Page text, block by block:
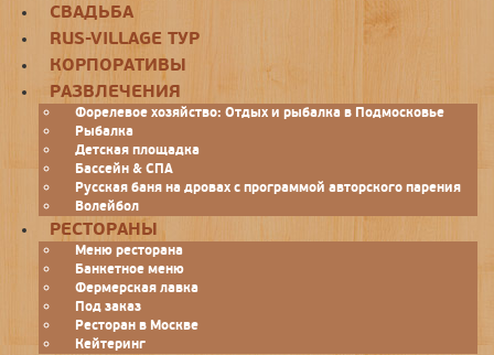
СВАДЬБА
RUS-VILLAGE ТУР
КОРПОРАТИВЫ
РАЗВЛЕЧЕНИЯ
Форелевое хозяйство: Отдых и рыбалка в Подмосковье
Рыбалка
Детская площадка
Бассейн & СПА
Русская баня на дровах с программой авторского парения
Волейбол
РЕСТОРАНЫ
Меню ресторана
Банкетное меню
Фермерская лавка
Под заказ
Ресторан в Москве
Кейтеринг